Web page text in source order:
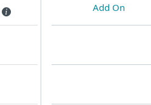
Add On